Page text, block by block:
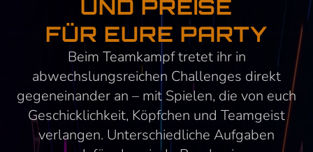
UND PREISE
FÜR EURE PARTY
Beim Teamkampf tretet ihr in
abwechslungsreichen Challenges direkt
gegeneinander an – mit Spielen, die von euch
Geschicklichkeit, Köpfchen und Teamgeist
verlangen. Unterschiedliche Aufgaben